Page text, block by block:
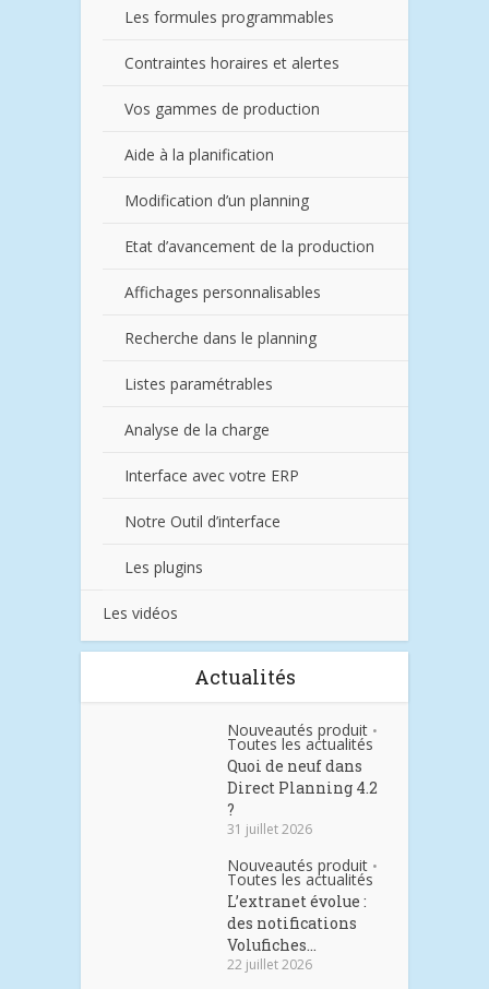
Les formules programmables
Contraintes horaires et alertes
Vos gammes de production
Aide à la planification
Modification d’un planning
Etat d’avancement de la production
Affichages personnalisables
Recherche dans le planning
Listes paramétrables
Analyse de la charge
Interface avec votre ERP
Notre Outil d’interface
Les plugins
Les vidéos
Actualités
Nouveautés produit •
Toutes les actualités
Quoi de neuf dans
Direct Planning 4.2
?
31 juillet 2026
Nouveautés produit •
Toutes les actualités
L’extranet évolue :
des notifications
Volufiches...
22 juillet 2026